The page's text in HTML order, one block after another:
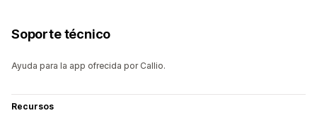
Soporte técnico
Ayuda para la app ofrecida por Callio.
Recursos